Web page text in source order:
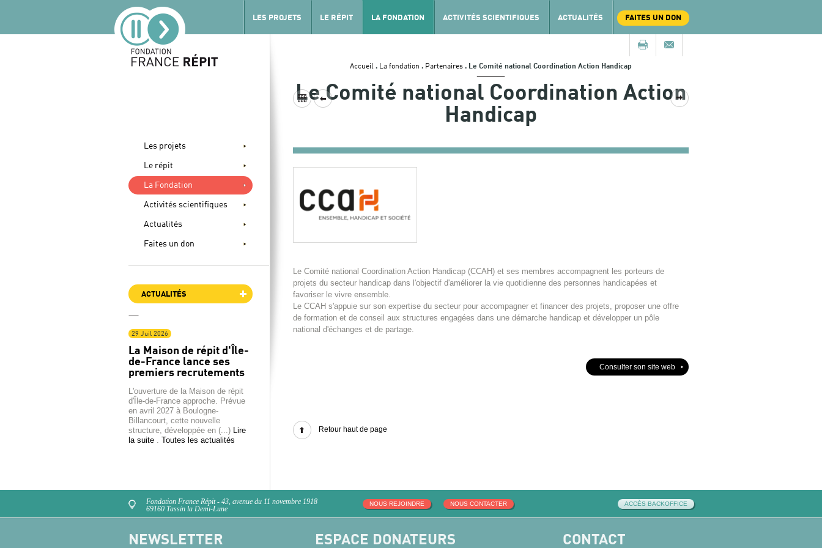
LES PROJETS LE RÉPIT LA FONDATION ACTIVITÉS SCIENTIFIQUES ACTUALITÉS FAITES UN DON
Les projets
Le répit
La Fondation
Activités scientifiques
Actualités
Faites un don
ACTUALITÉS
29 Juil 2026
La Maison de répit d'Île-
de-France lance ses
premiers recrutements
L'ouverture de la Maison de répit
d'Île-de-France approche. Prévue
en avril 2027 à Boulogne-
Billancourt, cette nouvelle
structure, développée en (...) Lire
la suite. Toutes les actualités
Accueil . La fondation . Partenaires . Le Comité national Coordination Action Handicap
Le Comité national Coordination Action
Handicap
Le Comité national Coordination Action Handicap (CCAH) et ses membres accompagnent les porteurs de
projets du secteur handicap dans l'objectif d'améliorer la vie quotidienne des personnes handicapées et
favoriser le vivre ensemble.
Le CCAH s'appuie sur son expertise du secteur pour accompagner et financer des projets, proposer une offre
de formation et de conseil aux structures engagées dans une démarche handicap et développer un pôle
national d'échanges et de partage.
Consulter son site web
Retour haut de page
Fondation France Répit - 43, avenue du 11 novembre 1918
69160 Tassin la Demi-Lune
NOUS CONTACTER
NOUS REJOINDRE ACCÈS BACKOFFICE
NEWSLETTER ESPACE DONATEURS CONTACT